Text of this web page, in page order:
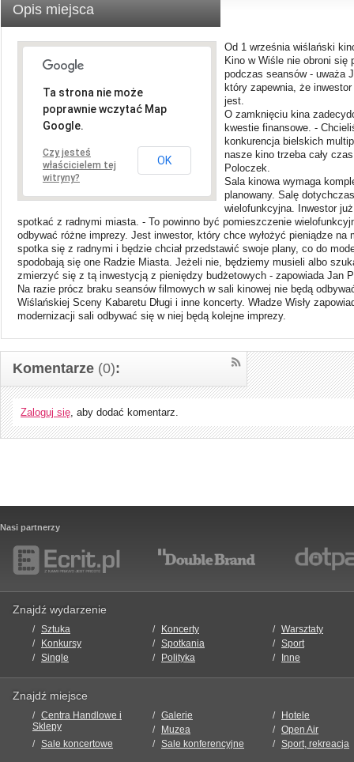
Opis miejsca
Ta strona nie może
poprawnie wczytać Map
Google.
Czy jesteś
właścicielem tej
witryny?
OK
Od 1 września wiślański
Kino w Wiśle nie obroni
podczas seansów - uważa
który zapewnia, że
jest.
O zamknięciu kina
kwestie finansowe. -
konkurencja bielskich
nasze kino trzeba cały
Poloczek.
Sala kinowa wymaga
planowany. Salę
wielofunkcyjna. Inwestor
spotkać z radnymi miasta. - To powinno być pomieszczenie
odbywać różne imprezy. Jest inwestor, który chce wyłożyć pieniądze na
spotka się z radnymi i będzie chciał przedstawić swoje plany, co do
spodobają się one Radzie Miasta. Jeżeli nie, będziemy musieli albo
zmierzyć się z tą inwestycją z pieniędzy budżetowych - zapowiada Jan
Na razie prócz braku seansów filmowych w sali kinowej nie będą
Wiślańskiej Sceny Kabaretu Długi i inne koncerty. Władze Wisły
modernizacji sali odbywać się w niej będą kolejne imprezy.
Komentarze (0):
Zaloguj się, aby dodać komentarz.
Nasi partnerzy
Znajdź wydarzenie
Sztuka Koncerty
Warsztaty
Konkursy
Spotkania
Sport
Single
Polityka Inne
Znajdź miejsce
Centra Handlowe i
Sklepy
Galerie
Hotele
Muzea
Open Air
Sale koncertowe
Sale konferencyjne Sport, rekreacja